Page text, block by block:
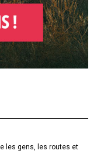
les gens, les routes et